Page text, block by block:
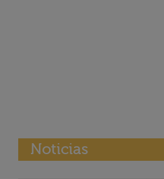
Noticias